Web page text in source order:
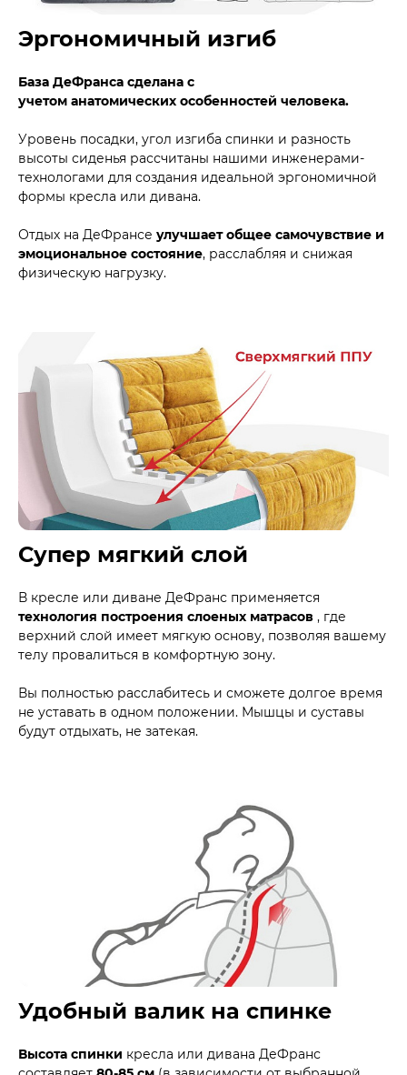
Эргономичный изгиб
База ДеФранса сделана с
учетом анатомических особенностей человека.
Уровень посадки, угол изгиба спинки и разность
высоты сиденья рассчитаны нашими инженерами-
технологами для создания идеальной эргономичной
формы кресла или дивана.
Отдых на ДеФрансе улучшает общее самочувствие и
эмоциональное состояние, расслабляя и снижая
физическую нагрузку.
Супер мягкий слой
В кресле или диване ДеФранс применяется
технология построения слоеных матрасов , где
верхний слой имеет мягкую основу, позволяя вашему
телу провалиться в комфортную зону.
Вы полностью расслабитесь и сможете долгое время
не уставать в одном положении. Мышцы и суставы
будут отдыхать, не затекая.
Удобный валик на спинке
Высота спинки кресла или дивана ДеФранс